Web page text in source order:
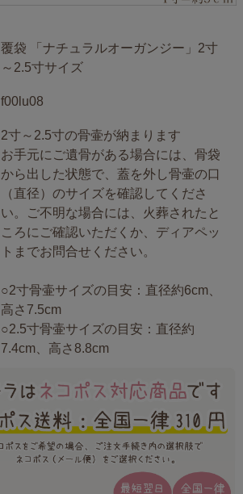
覆袋 「ナチュラルオーガンジー」2寸
～2.5寸サイズ
f00lu08
2寸～2.5寸の骨壷が納まります
お手元にご遺骨がある場合には、骨袋
から出した状態で、蓋を外し骨壷の口
（直径）のサイズを確認してくださ
い。ご不明な場合には、火葬されたと
ころにご確認いただくか、ディアペッ
トまでお問合せください。
○2寸骨壷サイズの目安：直径約6cm、
高さ7.5cm
○2.5寸骨壷サイズの目安：直径約
7.4cm、高さ8.8cm